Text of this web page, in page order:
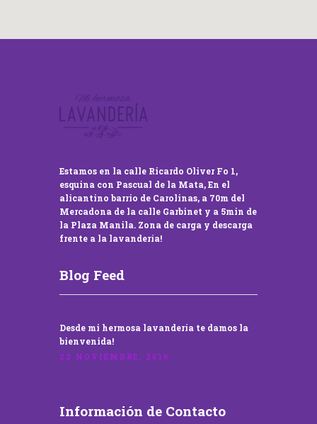
Estamos en la calle Ricardo Oliver Fo 1,
esquina con Pascual de la Mata, En el
alicantino barrio de Carolinas, a 70m del
Mercadona de la calle Garbinet y a 5min de
la Plaza Manila. Zona de carga y descarga
frente a la lavandería!
Blog Feed
Desde mi hermosa lavandería te damos la
bienvenida!
22 NOVIEMBRE, 2016
Información de Contacto